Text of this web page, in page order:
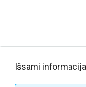
Išsami informacija